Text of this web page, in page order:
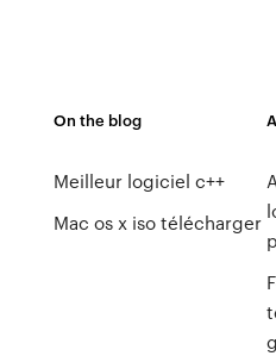
On the blog
Meilleur logiciel c++
Mac os x iso télécharger